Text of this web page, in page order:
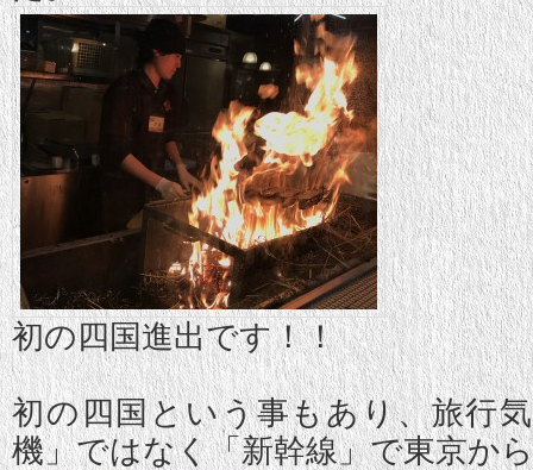
初の四国進出です！！
初の四国という事もあり、旅行
機」ではなく「新幹線」で東京か